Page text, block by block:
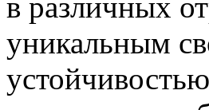
уникальным